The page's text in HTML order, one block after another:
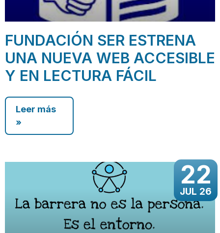
FUNDACIÓN SER ESTRENA
UNA NUEVA WEB ACCESIBLE
Y EN LECTURA FÁCIL
Leer más
»
22
JUL 26